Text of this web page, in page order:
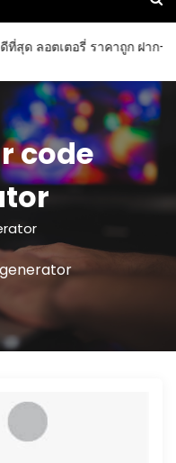
คาถูก ฝาก-ถอน รวดเร็ว ยู
code